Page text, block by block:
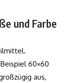
und Farbe
60×60
aus,